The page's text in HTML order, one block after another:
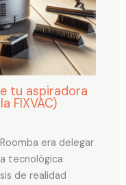
tu aspiradora
FIXVAC)
era delegar
tecnológica
de realidad